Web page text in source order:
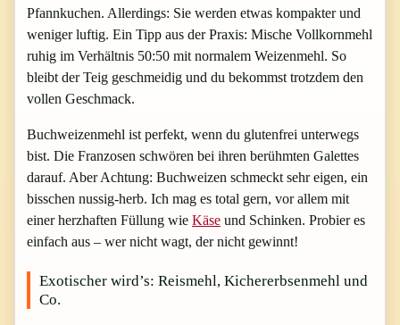
Pfannkuchen. Allerdings: Sie werden etwas kompakter und
weniger luftig. Ein Tipp aus der Praxis: Mische Vollkornmehl
ruhig im Verhältnis 50:50 mit normalem Weizenmehl. So
bleibt der Teig geschmeidig und du bekommst trotzdem den
vollen Geschmack.
Buchweizenmehl ist perfekt, wenn du glutenfrei unterwegs
bist. Die Franzosen schwören bei ihren berühmten Galettes
darauf. Aber Achtung: Buchweizen schmeckt sehr eigen, ein
bisschen nussig-herb. Ich mag es total gern, vor allem mit
einer herzhaften Füllung wie Käse und Schinken. Probier es
einfach aus – wer nicht wagt, der nicht gewinnt!
Exotischer wird’s: Reismehl, Kichererbsenmehl und
Co.